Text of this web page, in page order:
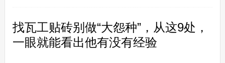
找瓦工贴砖别做“大怨种”，从这9处，
一眼就能看出他有没有经验